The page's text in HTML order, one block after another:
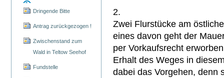
Dringende Bitte
Antrag zurückgezogen !
Zwischenstand zum
Wald in Teltow Seehof
Fundstelle
2.
Zwei Flurstücke am
eines davon geht der
per Vorkaufsrecht
Erhalt des Weges in
dabei das Vorgehen, denn